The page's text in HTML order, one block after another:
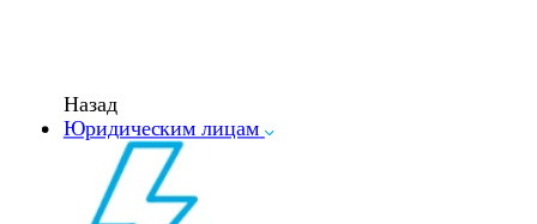
Назад
Юридическим лицам